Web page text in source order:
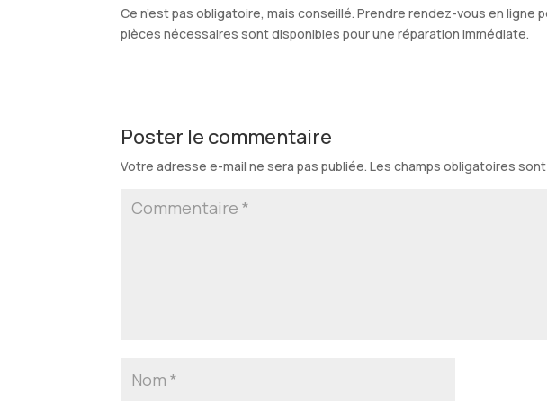
Ce n’est pas obligatoire, mais conseillé. Prendre rendez-vous en ligne
pièces nécessaires sont disponibles pour une réparation immédiate.
Poster le commentaire
Votre adresse e-mail ne sera pas publiée. Les champs obligatoires